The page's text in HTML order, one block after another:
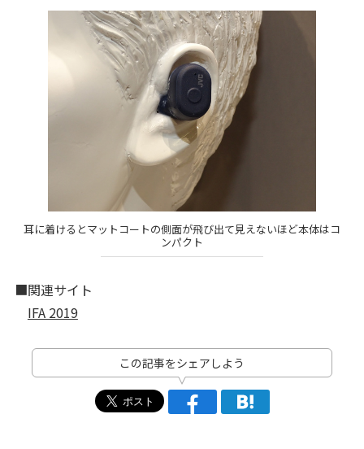
耳に着けるとマットコートの側面が飛び出て見えないほど本体はコ
ンパクト
■関連サイト
IFA 2019
この記事をシェアしよう